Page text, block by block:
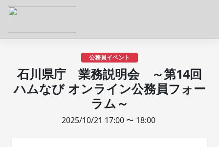
公務員イベント
石川県庁 業務説明会 ～第14回
ハムなび オンライン公務員フォー
ラム～
2025/10/21 17:00 〜 18:00